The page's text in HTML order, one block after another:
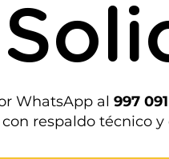
WhatsApp al 997
respaldo técnico